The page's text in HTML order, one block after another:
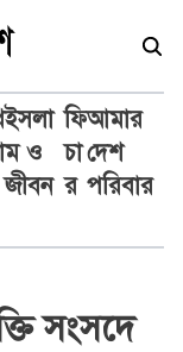
ইসলা
ম ও
জীবন
ফি
চা
র
আমার
দেশ
পরিবার
সংসদে